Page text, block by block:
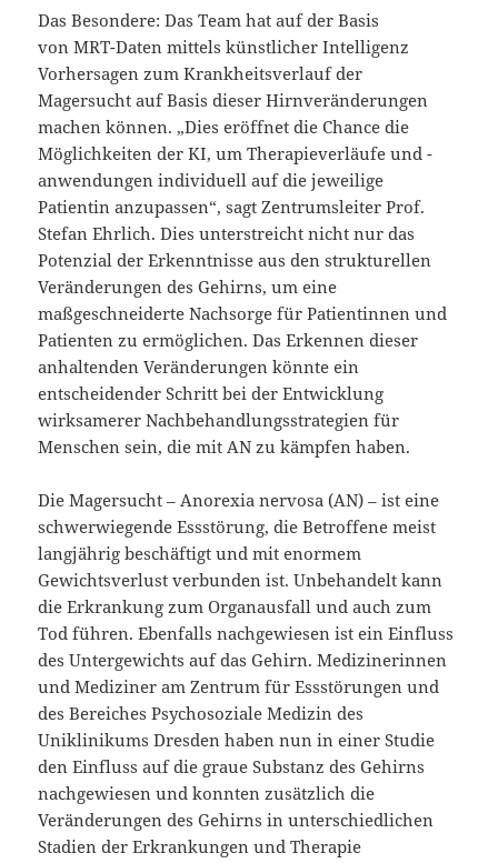
Das Besondere: Das Team hat auf der Basis
von MRT-Daten mittels künstlicher Intelligenz
Vorhersagen zum Krankheitsverlauf der
Magersucht auf Basis dieser Hirnveränderungen
machen können. „Dies eröffnet die Chance die
Möglichkeiten der KI, um Therapieverläufe und -
anwendungen individuell auf die jeweilige
Patientin anzupassen“, sagt Zentrumsleiter Prof.
Stefan Ehrlich. Dies unterstreicht nicht nur das
Potenzial der Erkenntnisse aus den strukturellen
Veränderungen des Gehirns, um eine
maßgeschneiderte Nachsorge für Patientinnen und
Patienten zu ermöglichen. Das Erkennen dieser
anhaltenden Veränderungen könnte ein
entscheidender Schritt bei der Entwicklung
wirksamerer Nachbehandlungsstrategien für
Menschen sein, die mit AN zu kämpfen haben.
Die Magersucht – Anorexia nervosa (AN) – ist eine
schwerwiegende Essstörung, die Betroffene meist
langjährig beschäftigt und mit enormem
Gewichtsverlust verbunden ist. Unbehandelt kann
die Erkrankung zum Organausfall und auch zum
Tod führen. Ebenfalls nachgewiesen ist ein Einfluss
des Untergewichts auf das Gehirn. Medizinerinnen
und Mediziner am Zentrum für Essstörungen und
des Bereiches Psychosoziale Medizin des
Uniklinikums Dresden haben nun in einer Studie
den Einfluss auf die graue Substanz des Gehirns
nachgewiesen und konnten zusätzlich die
Veränderungen des Gehirns in unterschiedlichen
Stadien der Erkrankungen und Therapie